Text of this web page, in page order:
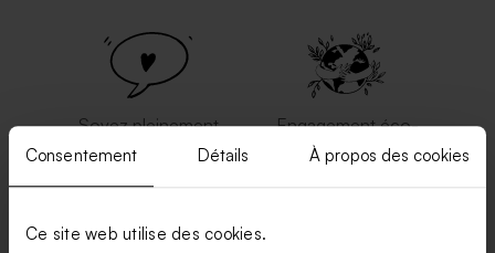
Consentement Détails À propos des cookies
Ce site web utilise des cookies.
Soyez pleinement
Satisfait ou
Engagement éco-
responsable : une